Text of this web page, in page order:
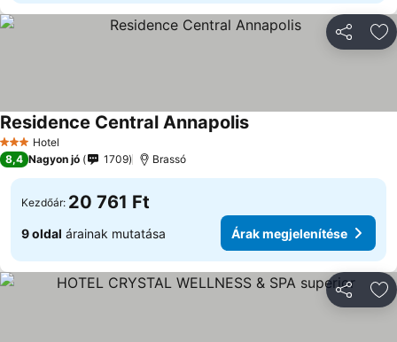
3 Kategória
Hotel
Residence Central Annapolis
8,4 Nagyon jó 1709 Brassó
Kezdőár: 20 761 Ft
9 oldal árainak mutatása Árak megjelenítése